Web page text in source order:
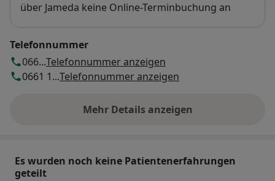
über Jameda keine Online-Terminbuchung an
Telefonnummer
066...Telefonnummer anzeigen
0661 1...Telefonnummer anzeigen
Mehr Details anzeigen
über die Adresse
Es wurden noch keine Patientenerfahrungen
geteilt